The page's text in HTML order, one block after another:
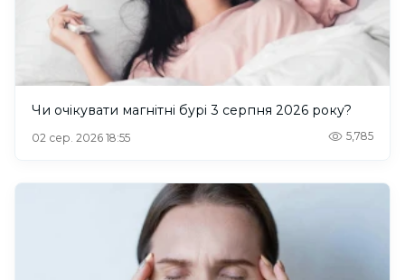
Чи очікувати магнітні бурі 3 серпня 2026 року?
02 сер. 2026 18:55 5,785